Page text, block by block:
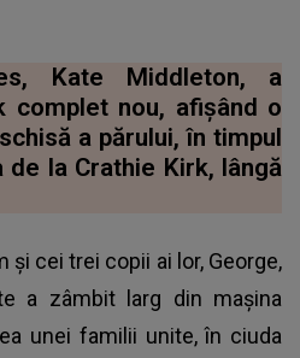
Kate Middleton, a
complet nou, afișând o
a părului, în timpul
la Crathie Kirk, lângă
și cei trei copii ai lor, George,
a zâmbit larg din mașina
unei familii unite, în ciuda